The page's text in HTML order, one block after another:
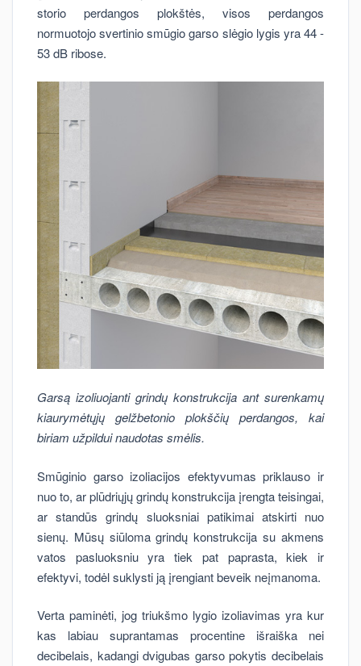
storio perdangos plokštės, visos perdangos
normuotojo svertinio smūgio garso slėgio lygis yra 44 -
53 dB ribose.
Garsą izoliuojanti grindų konstrukcija ant surenkamų
kiaurymėtųjų gelžbetonio plokščių perdangos, kai
biriam užpildui naudotas smėlis.
Smūginio garso izoliacijos efektyvumas priklauso ir
nuo to, ar plūdriųjų grindų konstrukcija įrengta teisingai,
ar standūs grindų sluoksniai patikimai atskirti nuo
sienų. Mūsų siūloma grindų konstrukcija su akmens
vatos pasluoksniu yra tiek pat paprasta, kiek ir
efektyvi, todėl suklysti ją įrengiant beveik neįmanoma.
Verta paminėti, jog triukšmo lygio izoliavimas yra kur
kas labiau suprantamas procentine išraiška nei
decibelais, kadangi dvigubas garso pokytis decibelais